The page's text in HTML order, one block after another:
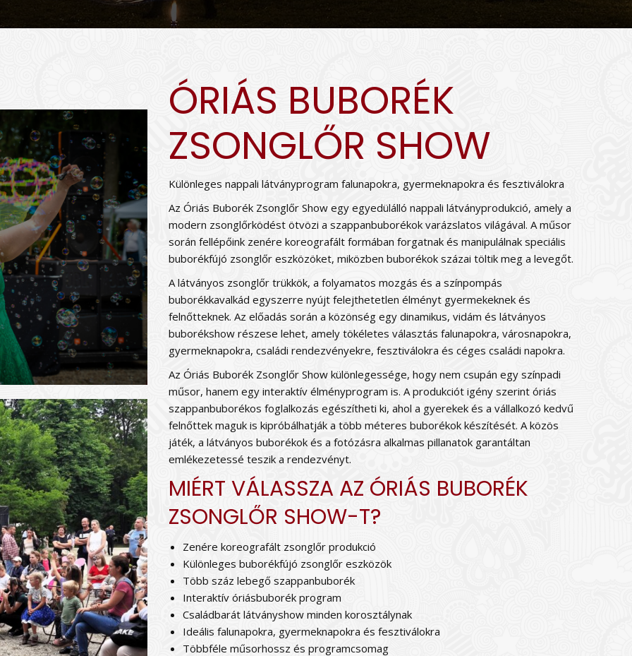
ÓRIÁS BUBORÉK
ZSONGLŐR SHOW
Különleges nappali látványprogram falunapokra, gyermeknapokra és fesztiválokra
Az Óriás Buborék Zsonglőr Show egy egyedülálló nappali látványprodukció, amely a
modern zsonglőrködést ötvözi a szappanbuborékok varázslatos világával. A műsor
során fellépőink zenére koreografált formában forgatnak és manipulálnak speciális
buborékfújó zsonglőr eszközöket, miközben buborékok százai töltik meg a levegőt.
A látványos zsonglőr trükkök, a folyamatos mozgás és a színpompás
buborékkavalkád egyszerre nyújt felejthetetlen élményt gyermekeknek és
felnőtteknek. Az előadás során a közönség egy dinamikus, vidám és látványos
buborékshow részese lehet, amely tökéletes választás falunapokra, városnapokra,
gyermeknapokra, családi rendezvényekre, fesztiválokra és céges családi napokra.
Az Óriás Buborék Zsonglőr Show különlegessége, hogy nem csupán egy színpadi
műsor, hanem egy interaktív élményprogram is. A produkciót igény szerint óriás
szappanbuborékos foglalkozás egészítheti ki, ahol a gyerekek és a vállalkozó kedvű
felnőttek maguk is kipróbálhatják a több méteres buborékok készítését. A közös
játék, a látványos buborékok és a fotózásra alkalmas pillanatok garantáltan
emlékezetessé teszik a rendezvényt.
MIÉRT VÁLASSZA AZ ÓRIÁS BUBORÉK
ZSONGLŐR SHOW-T?
Zenére koreografált zsonglőr produkció
Különleges buborékfújó zsonglőr eszközök
Több száz lebegő szappanbuborék
Interaktív óriásbuborék program
Családbarát látványshow minden korosztálynak
Ideális falunapokra, gyermeknapokra és fesztiválokra
Többféle műsorhossz és programcsomag